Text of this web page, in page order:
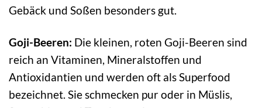
Gebäck und Soßen besonders gut.
Goji-Beeren: Die kleinen, roten Goji-Beeren sind
reich an Vitaminen, Mineralstoffen und
Antioxidantien und werden oft als Superfood
bezeichnet. Sie schmecken pur oder in Müslis,